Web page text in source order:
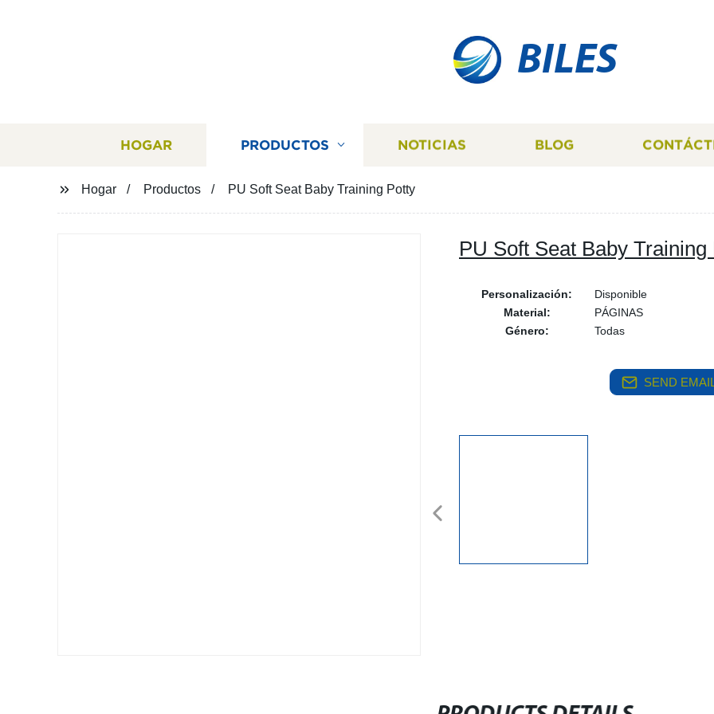
BILES
HOGAR PRODUCTOS NOTICIAS BLOG
Hogar Productos PU Soft Seat Baby Training Potty
PU Soft Seat Baby Training
Personalización:
Disponible
Material:
PÁGINAS
Género:
Todas
SEND